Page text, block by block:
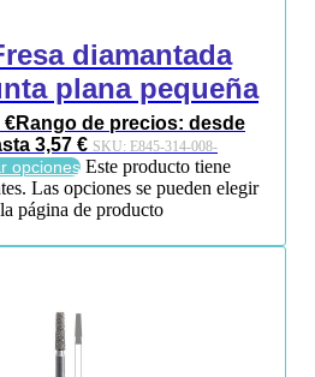
diamantada
plana pequeña
€Rango de precios: desde
3,57 € SKU: E845-314-008-
opciones Este producto tiene
Las opciones se pueden elegir
página de producto